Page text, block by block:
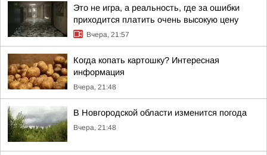
Это не игра, а реальность, где за ошибки
приходится платить очень высокую цену
Вчера, 21:57
Когда копать картошку? Интересная
информация
Вчера, 21:48
В Новгородской области изменится погода
Вчера, 21:48